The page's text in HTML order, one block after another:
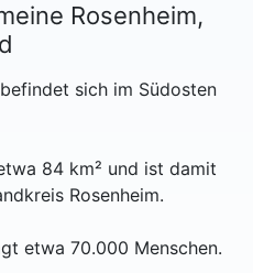
Rosenheim,
sich im Südosten
84 km² und ist damit
Rosenheim.
etwa 70.000 Menschen.